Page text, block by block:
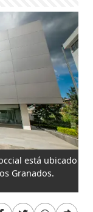
está ubicado
Granados.